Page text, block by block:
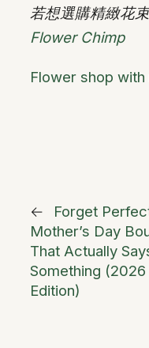
若想選購精緻花
Flower Chimp
Flower shop with
←
Forget
Mother’s Day
That Actually
Something (2026
Edition)